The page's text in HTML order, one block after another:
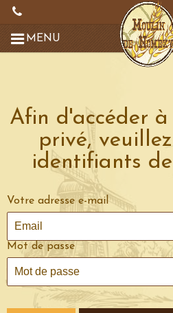
MENU
Afin d'accéder
privé,
identifiants
Votre adresse e-mail
Mot de passe